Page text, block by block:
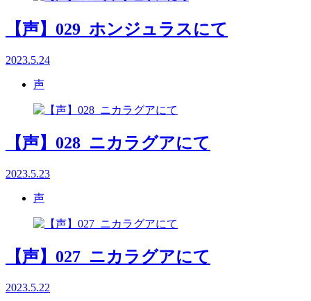
【声】029_ホンジュラスにて
2023.5.24
声
【声】028_ニカラグアにて
2023.5.23
声
【声】027_ニカラグアにて
2023.5.22